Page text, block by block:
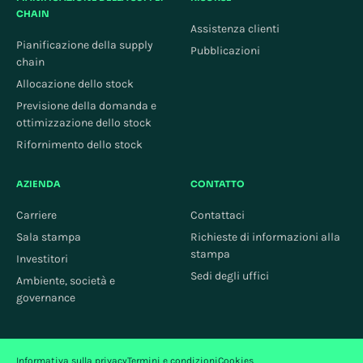
CHAIN
Pianificazione della supply
chain
Allocazione dello stock
Previsione della domanda e
ottimizzazione dello stock
Rifornimento dello stock
Assistenza clienti
Pubblicazioni
AZIENDA
Carriere
Sala stampa
Investitori
Ambiente, società e
governance
CONTATTO
Contattaci
Richieste di informazioni alla
stampa
Sedi degli uffici
Informativa sulla privacyTermini e condizioniCookies